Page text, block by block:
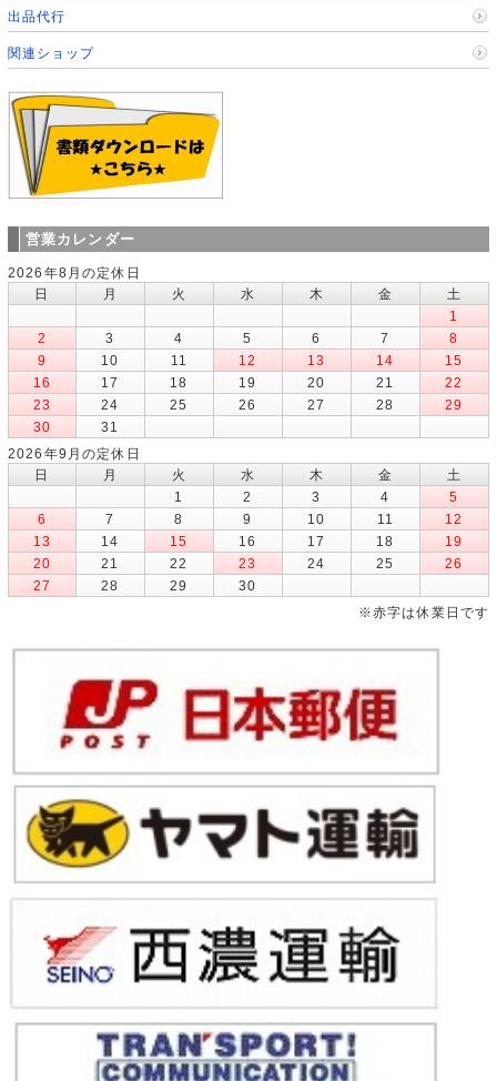
出品代行
関連ショップ
営業カレンダー
2026年8月の定休日
日
月 火 水 木 金
土
1
2
3 4 5 6 7
8
9
10 11 12 13 14
15
16
17 18 19 20 21
22
23
24 25 26 27 28
29
30
31
2026年9月の定休日
日
月 火 水 木 金
土
1
2 3 4
5
6
7 8 9 10 11
12
13
14 15 16 17 18
19
20
21 22 23 24 25
26
27
28 29
30
※赤字は休業日です